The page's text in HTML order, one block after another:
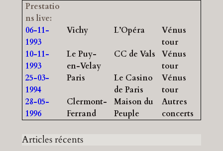
Prestatio
ns live:
06-11-
1993
Vichy L’Opéra
Vénus
tour
10-11-
1993
Le Puy-
en-Velay
CC de Vals
Vénus
tour
25-03-
1994
Paris
Le Casino
de Paris
Vénus
tour
28-05-
1996
Clermont-
Ferrand
Maison du
Peuple
Autres
concerts
Articles récents